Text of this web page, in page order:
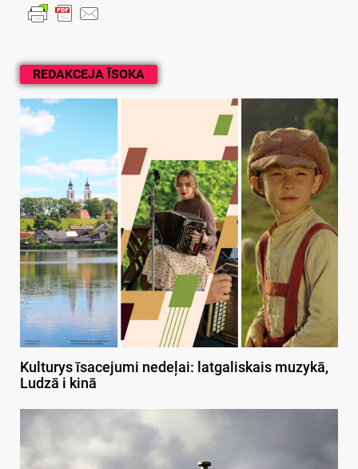
REDAKCEJA ĪSOKA
Kulturys īsacejumi nedeļai: latgaliskais muzykā,
Ludzā i kinā